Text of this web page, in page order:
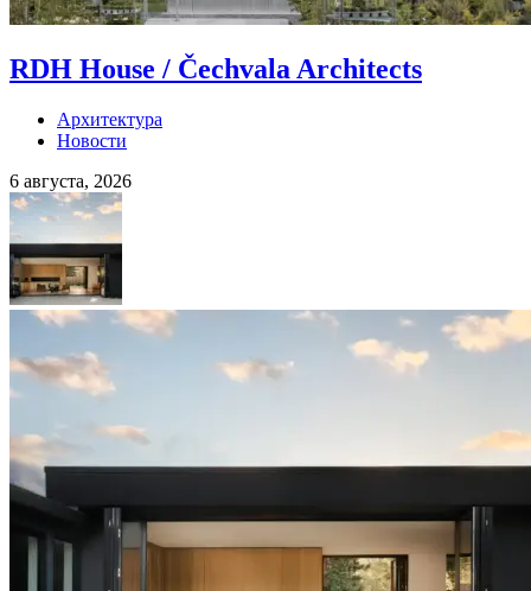
RDH House / Čechvala Architects
Архитектура
Новости
6 августа, 2026